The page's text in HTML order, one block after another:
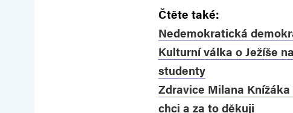
Čtěte také:
Nedemokratická
Kulturní válka o Ježíše
studenty
Zdravice Milana
chci a za to děkuji